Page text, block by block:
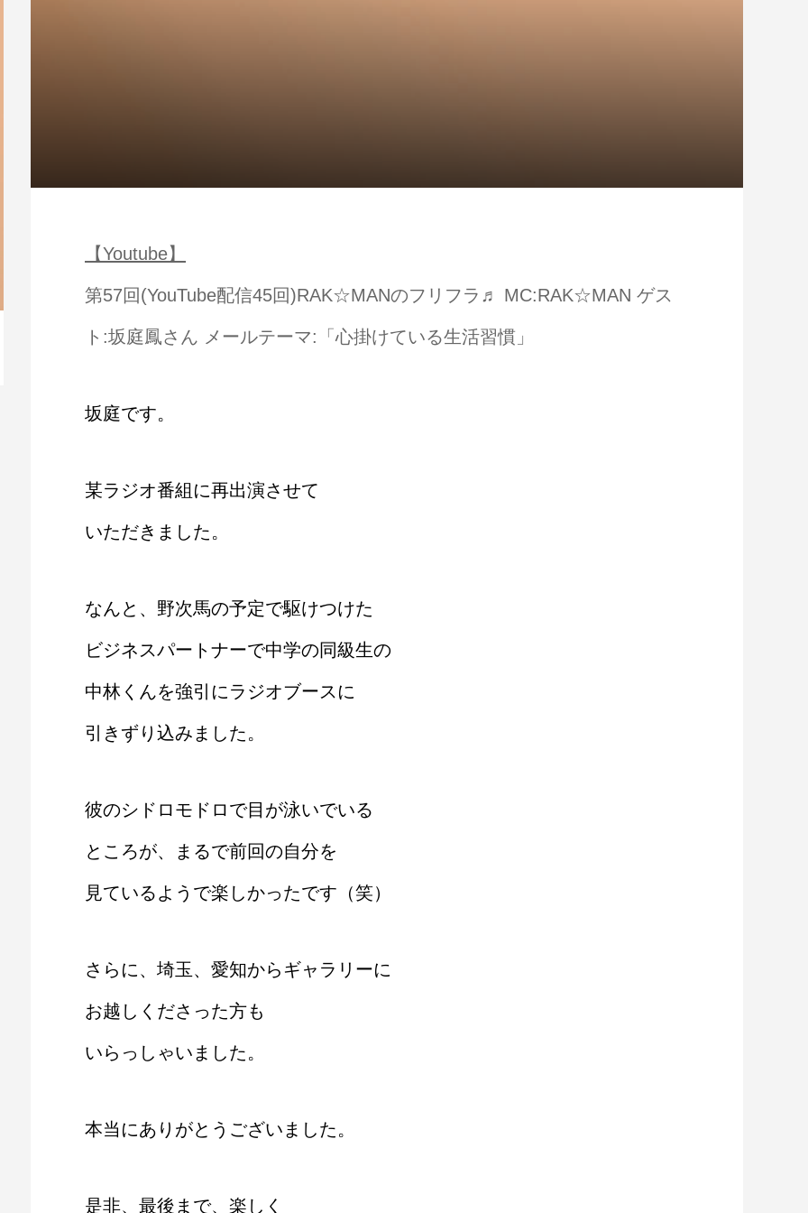
【Youtube】
第57回(YouTube配信45回)RAK☆MANのフリフラ♬ MC:RAK☆MAN ゲス
ト:坂庭鳳さん メールテーマ:「心掛けている生活習慣」
坂庭です。
某ラジオ番組に再出演させて
いただきました。
なんと、野次馬の予定で駆けつけた
ビジネスパートナーで中学の同級生の
中林くんを強引にラジオブースに
引きずり込みました。
彼のシドロモドロで目が泳いでいる
ところが、まるで前回の自分を
見ているようで楽しかったです（笑）
さらに、埼玉、愛知からギャラリーに
お越しくださった方も
いらっしゃいました。
本当にありがとうございました。
是非、最後まで、楽しく
【動画】人生を変える腹のくくり方 毎日がアウトドア